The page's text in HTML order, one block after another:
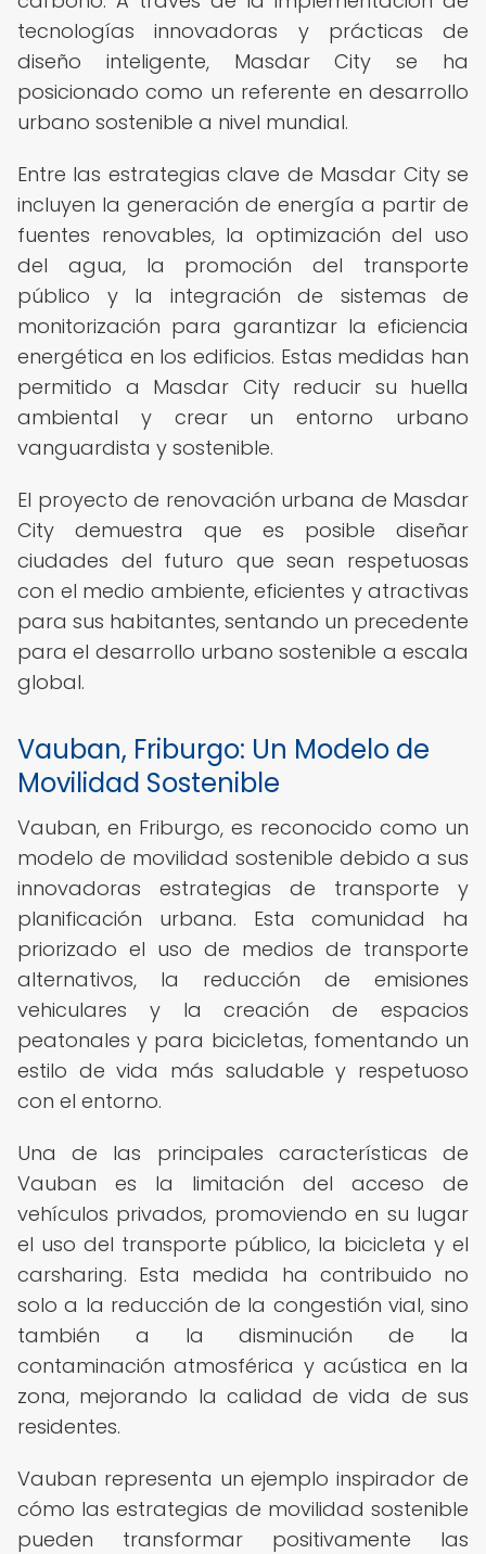
tecnologías innovadoras y prácticas de
diseño inteligente, Masdar City se ha
posicionado como un referente en desarrollo
urbano sostenible a nivel mundial.
Entre las estrategias clave de Masdar City se
incluyen la generación de energía a partir de
fuentes renovables, la optimización del uso
del agua, la promoción del transporte
público y la integración de sistemas de
monitorización para garantizar la eficiencia
energética en los edificios. Estas medidas han
permitido a Masdar City reducir su huella
ambiental y crear un entorno urbano
vanguardista y sostenible.
El proyecto de renovación urbana de Masdar
City demuestra que es posible diseñar
ciudades del futuro que sean respetuosas
con el medio ambiente, eficientes y atractivas
para sus habitantes, sentando un precedente
para el desarrollo urbano sostenible a escala
global.
Vauban, Friburgo: Un Modelo de
Movilidad Sostenible
Vauban, en Friburgo, es reconocido como un
modelo de movilidad sostenible debido a sus
innovadoras estrategias de transporte y
planificación urbana. Esta comunidad ha
priorizado el uso de medios de transporte
alternativos, la reducción de emisiones
vehiculares y la creación de espacios
peatonales y para bicicletas, fomentando un
estilo de vida más saludable y respetuoso
con el entorno.
Una de las principales características de
Vauban es la limitación del acceso de
vehículos privados, promoviendo en su lugar
el uso del transporte público, la bicicleta y el
carsharing. Esta medida ha contribuido no
solo a la reducción de la congestión vial, sino
también a la disminución de la
contaminación atmosférica y acústica en la
zona, mejorando la calidad de vida de sus
residentes.
Vauban representa un ejemplo inspirador de
cómo las estrategias de movilidad sostenible
pueden transformar positivamente las